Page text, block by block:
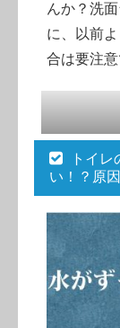
んか？洗
に、以前
合は要注
トイ
い！？原